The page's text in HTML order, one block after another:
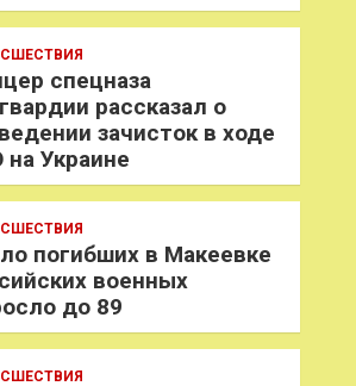
спецназа
рассказал о
зачисток в ходе
Украине
погибших в Макеевке
военных
до 89